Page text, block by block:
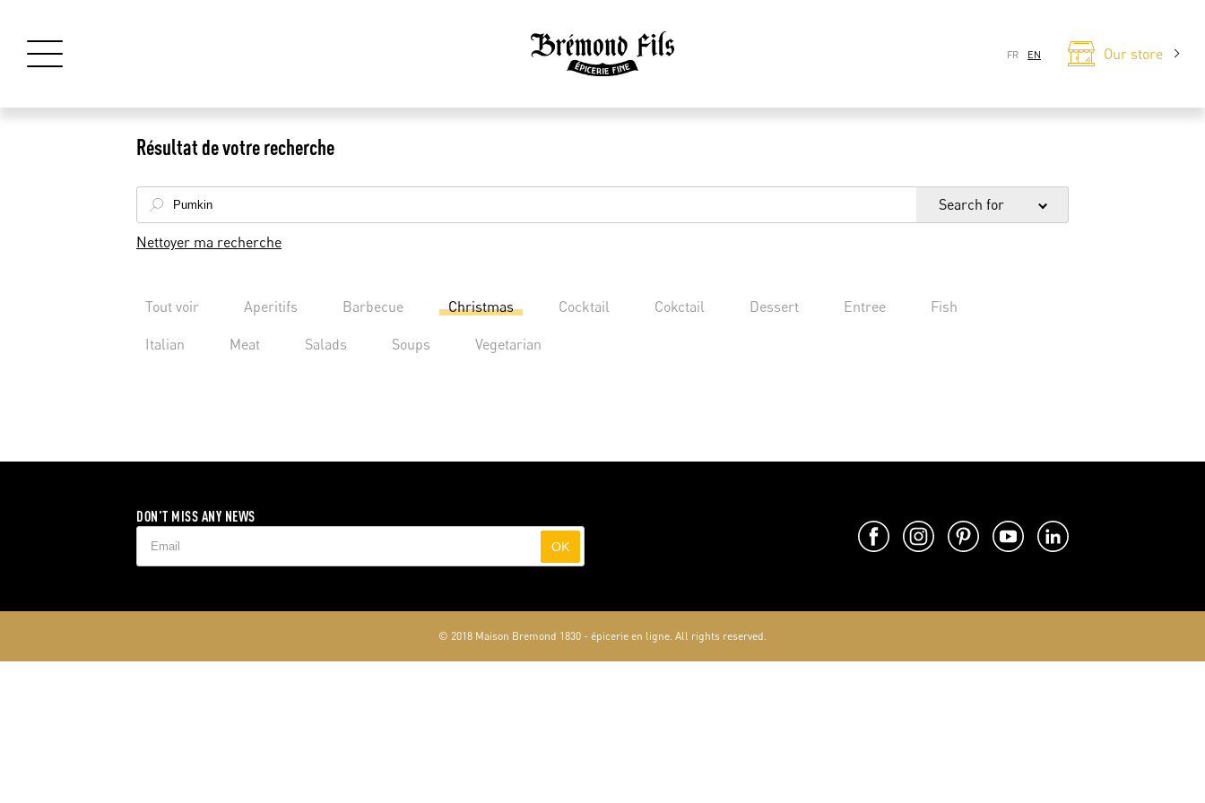
FR EN Our store
Résultat de votre recherche
Search for
Nettoyer ma recherche
Tout voir Aperitifs Barbecue Christmas Cocktail Cokctail Dessert Entree Fish
Italian Meat Salads Soups Vegetarian
DON'T MISS ANY NEWS
OK
© 2018 Maison Bremond 1830 - épicerie en ligne. All rights reserved.